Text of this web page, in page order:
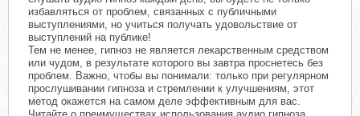
избавляться от проблем, связанных с публичными
выступлениями, но учиться получать удовольствие от
выступлений на публике!
Тем не менее, гипноз не является лекарственным средством
или чудом, в результате которого вы завтра проснетесь без
проблем. Важно, чтобы вы понимали: только при регулярном
прослушивании гипноза и стремлении к улучшениям, этот
метод окажется на самом деле эффективным для вас.